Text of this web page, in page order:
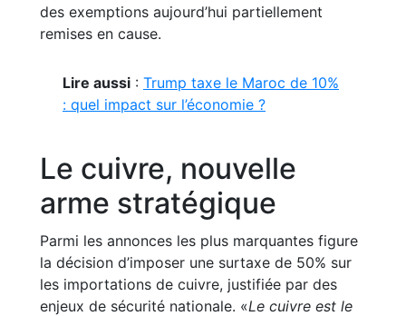
des exemptions aujourd’hui partiellement
remises en cause.
Lire aussi : Trump taxe le Maroc de 10%
: quel impact sur l’économie ?
Le cuivre, nouvelle
arme stratégique
Parmi les annonces les plus marquantes figure
la décision d’imposer une surtaxe de 50% sur
les importations de cuivre, justifiée par des
enjeux de sécurité nationale. «Le cuivre est le